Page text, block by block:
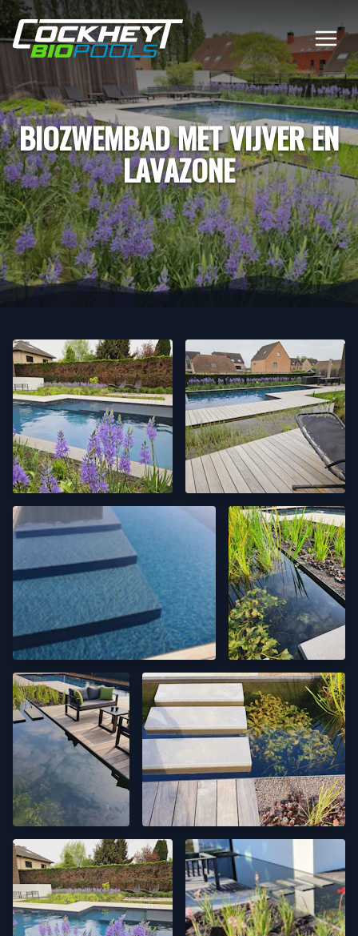
BIOZWEMBAD MET VIJVER EN
LAVAZONE